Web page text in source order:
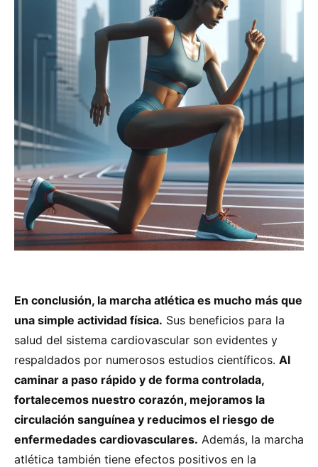
En conclusión, la marcha atlética es mucho más que
una simple actividad física. Sus beneficios para la
salud del sistema cardiovascular son evidentes y
respaldados por numerosos estudios científicos. Al
caminar a paso rápido y de forma controlada,
fortalecemos nuestro corazón, mejoramos la
circulación sanguínea y reducimos el riesgo de
enfermedades cardiovasculares. Además, la marcha
atlética también tiene efectos positivos en la